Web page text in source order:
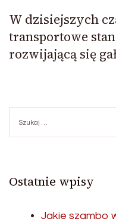
W dzisiejszych
transportowe
rozwijającą się
Ostatnie wpisy
Jakie szambo